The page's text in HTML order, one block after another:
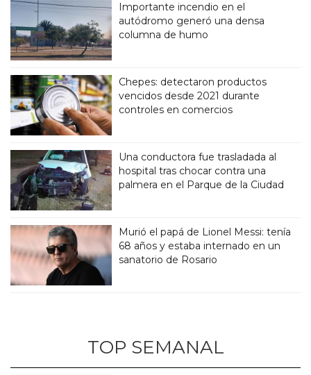
Importante incendio en el
autódromo generó una densa
columna de humo
Chepes: detectaron productos
vencidos desde 2021 durante
controles en comercios
Una conductora fue trasladada al
hospital tras chocar contra una
palmera en el Parque de la Ciudad
Murió el papá de Lionel Messi: tenía
68 años y estaba internado en un
sanatorio de Rosario
TOP SEMANAL